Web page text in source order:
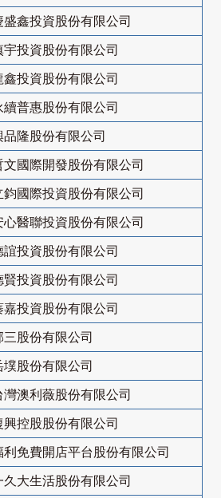
盛鑫投資股份有限公司
宇投資股份有限公司
鑫投資股份有限公司
續普惠股份有限公司
品隆股份有限公司
文國際開發股份有限公司
鈞國際投資股份有限公司
心醫聯投資股份有限公司
誼投資股份有限公司
賢投資股份有限公司
嘉投資股份有限公司
三股份有限公司
墣股份有限公司
灣澳利薇股份有限公司
興控股股份有限公司
利免費開店平台股份有限公司
久大生活股份有限公司